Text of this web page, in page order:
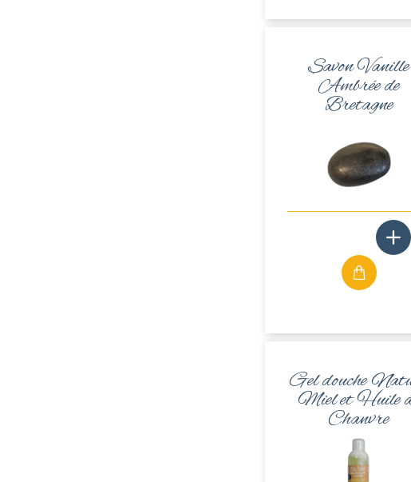
Savon Vanille
Ambrée de
Bretagne
Gel douche
Miel et Huile
Chanvre